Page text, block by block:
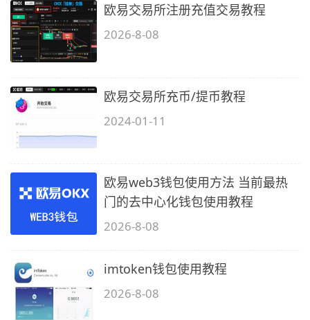
欧易交易所注册充值交易教程
2026-8-08
欧易交易所充币/提币教程
2024-01-11
欧易web3钱包使用方法 当前最热
门的去中心化钱包使用教程
2026-8-08
imtoken钱包使用教程
2026-8-08